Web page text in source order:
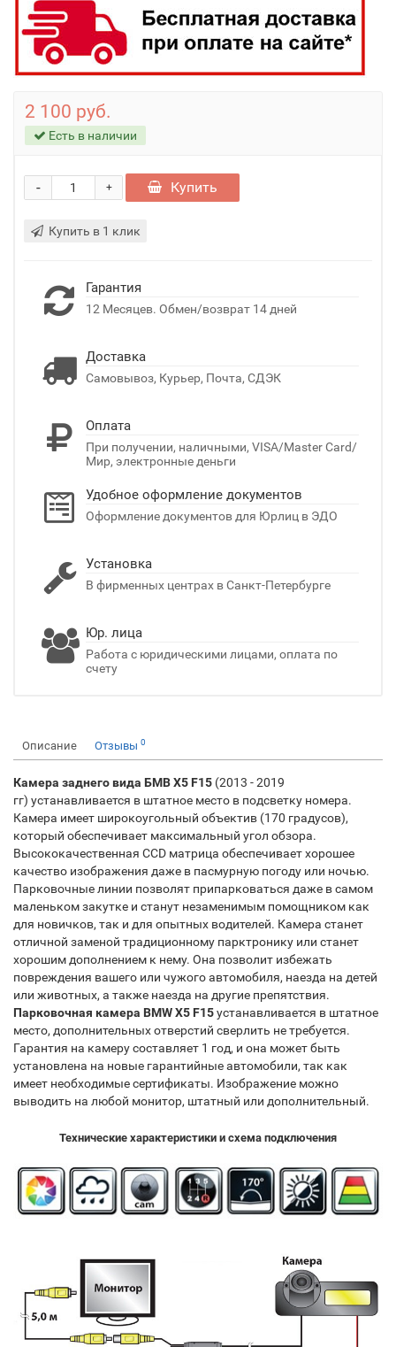
2 100 руб.
Есть в наличии
+
- Купить
Купить в 1 клик
Гарантия
12 Месяцев. Обмен/возврат 14 дней
Доставка
Самовывоз, Курьер, Почта, СДЭК
Оплата
При получении, наличными, VISA/Master Card/
Мир, электронные деньги
Удобное оформление документов
Оформление документов для Юрлиц в ЭДО
Установка
В фирменных центрах в Санкт-Петербурге
Юр. лица
Работа с юридическими лицами, оплата по
счету
Описание Отзывы 0
Камера заднего вида БМВ X5 F15 (2013 - 2019
гг) устанавливается в штатное место в подсветку номера.
Камера имеет широкоугольный объектив (170 градусов),
который обеспечивает максимальный угол обзора.
Высококачественная CCD матрица обеспечивает хорошее
качество изображения даже в пасмурную погоду или ночью.
Парковочные линии позволят припарковаться даже в самом
маленьком закутке и станут незаменимым помощником как
для новичков, так и для опытных водителей. Камера станет
отличной заменой традиционному парктронику или станет
хорошим дополнением к нему. Она позволит избежать
повреждения вашего или чужого автомобиля, наезда на детей
или животных, а также наезда на другие препятствия.
Парковочная камера BMW X5 F15устанавливается в штатное
место, дополнительных отверстий сверлить не требуется.
Гарантия на камеру составляет 1 год, и она может быть
установлена на новые гарантийные автомобили, так как
имеет необходимые сертификаты. Изображение можно
выводить на любой монитор, штатный или дополнительный.
Технические характеристики и схема подключения